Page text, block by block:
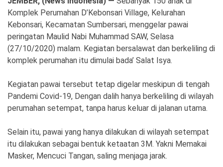
Ekonomi Olahraga
Indeks Birokrasi
©
Copyright
Komplek Perumahan D’Kebonsari Village, Kelurahan
Kebonsari, Kecamatan Sumbersari, menggelar pawai
peringatan Maulid Nabi Muhammad SAW, Selasa
(27/10/2020) malam. Kegiatan bersalawat dan berkeliling di
komplek perumahan itu dimulai bada’ Salat Isya.
Kegiatan pawai tersebut tetap digelar meskipun di tengah
Pandemi Covid-19, Dengan dalih hanya berkeliling di wilayah
perumahan setempat, tanpa harus keluar di jalanan utama.
Selain itu, pawai yang hanya dilakukan di wilayah setempat
itu dilakukan sebagai bentuk ketaatan 3M. Yakni Memakai
Masker, Mencuci Tangan, saling menjaga jarak.